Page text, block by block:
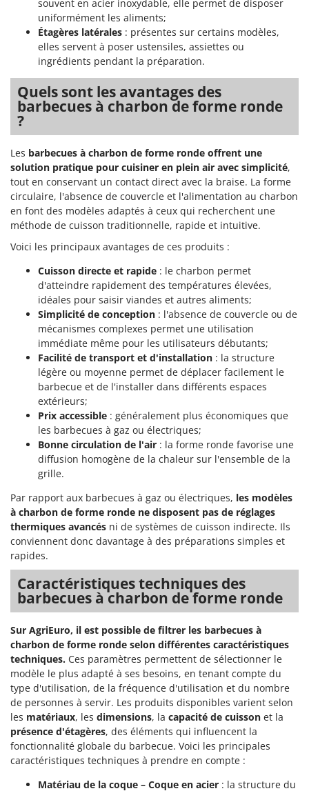
Resto Italia
Ribimex
Ripartrak
Ritter
River Systems
Robomow
Rover Pompe
Royal Food
Ryobi
S
S.T.P.
Santos
Sbaraglia
Schnitzer
Seven Italy
Shark
Silky
Simatech
Sirman
Skil
Smartwood
Smeg
Snapper
Solidur
Spice Electronics
Spiralmac
Spring Protezione
Spyro
Stanley
Stiga
Stocker
Sunseeker
T
Tecla
TecnoGen
Tellarini Pompe
Telwin
souvent en acier inoxydable, elle permet de disposer
uniformément les aliments;
Étagères latérales : présentes sur certains modèles,
elles servent à poser ustensiles, assiettes ou
ingrédients pendant la préparation.
Quels sont les avantages des
barbecues à charbon de forme ronde
?
Les barbecues à charbon de forme ronde offrent une
solution pratique pour cuisiner en plein air avec simplicité,
tout en conservant un contact direct avec la braise. La forme
circulaire, l'absence de couvercle et l'alimentation au charbon
en font des modèles adaptés à ceux qui recherchent une
méthode de cuisson traditionnelle, rapide et intuitive.
Voici les principaux avantages de ces produits :
Cuisson directe et rapide : le charbon permet
d'atteindre rapidement des températures élevées,
idéales pour saisir viandes et autres aliments;
Simplicité de conception : l'absence de couvercle ou de
mécanismes complexes permet une utilisation
immédiate même pour les utilisateurs débutants;
Facilité de transport et d'installation : la structure
légère ou moyenne permet de déplacer facilement le
barbecue et de l'installer dans différents espaces
extérieurs;
Prix accessible : généralement plus économiques que
les barbecues à gaz ou électriques;
Bonne circulation de l'air : la forme ronde favorise une
diffusion homogène de la chaleur sur l'ensemble de la
grille.
Par rapport aux barbecues à gaz ou électriques, les modèles
à charbon de forme ronde ne disposent pas de réglages
thermiques avancés ni de systèmes de cuisson indirecte. Ils
conviennent donc davantage à des préparations simples et
rapides.
Caractéristiques techniques des
barbecues à charbon de forme ronde
Sur AgriEuro, il est possible de filtrer les barbecues à
charbon de forme ronde selon différentes caractéristiques
techniques. Ces paramètres permettent de sélectionner le
modèle le plus adapté à ses besoins, en tenant compte du
type d'utilisation, de la fréquence d'utilisation et du nombre
de personnes à servir. Les produits disponibles varient selon
les matériaux, les dimensions, la capacité de cuisson et la
présence d'étagères, des éléments qui influencent la
fonctionnalité globale du barbecue. Voici les principales
caractéristiques techniques à prendre en compte :
Matériau de la coque – Coque en acier : la structure du